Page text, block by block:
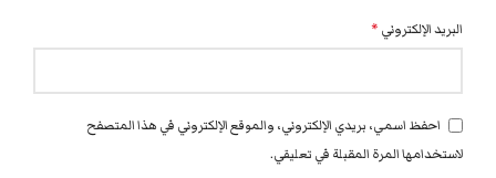
البريد الإلكتروني *
احفظ اسمي، بريدي الإلكتروني، والموقع الإلكتروني في هذا المتصفح
لاستخدامها المرة المقبلة في تعليقي.